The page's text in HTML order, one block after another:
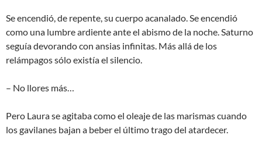
Se encendió, de repente, su cuerpo acanalado. Se encendió
como una lumbre ardiente ante el abismo de la noche. Saturno
seguía devorando con ansias infinitas. Más allá de los
relámpagos sólo existía el silencio.
– No llores más…
Pero Laura se agitaba como el oleaje de las marismas cuando
los gavilanes bajan a beber el último trago del atardecer.